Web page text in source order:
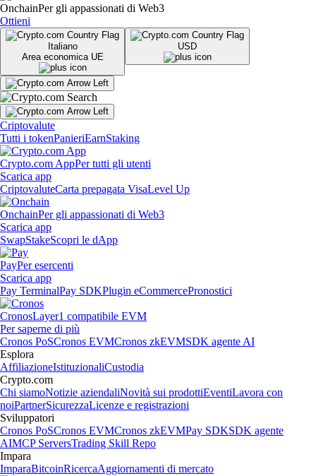
OnchainPer gli appassionati di Web3
Ottieni
Italiano
Area economica UE
USD
Criptovalute
Tutti i tokenPanieriEarnStaking
Crypto.com AppPer tutti gli utenti
Scarica app
CriptovaluteCarta prepagata VisaLevel Up
OnchainPer gli appassionati di Web3
Scarica app
SwapStakeScopri le dApp
PayPer esercenti
Scarica app
Pay TerminalPay SDKPlugin eCommercePronostici
CronosLayer1 compatibile EVM
Per saperne di più
Cronos PoSCronos EVMCronos zkEVMSDK agente AI
Esplora
AffiliazioneIstituzionaliCustodia
Crypto.com
Chi siamoNotizie aziendaliNovità sui prodottiEventiLavora con
noiPartnerSicurezzaLicenze e registrazioni
Sviluppatori
Cronos PoSCronos EVMCronos zkEVMPay SDKSDK agente
AIMCP ServersTrading Skill Repo
Impara
ImparaBitcoinRicercaAggiornamenti di mercato